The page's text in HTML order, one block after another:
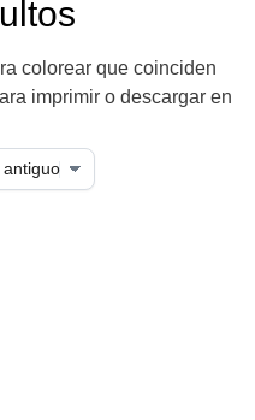
colorear que coinciden
imprimir o descargar en